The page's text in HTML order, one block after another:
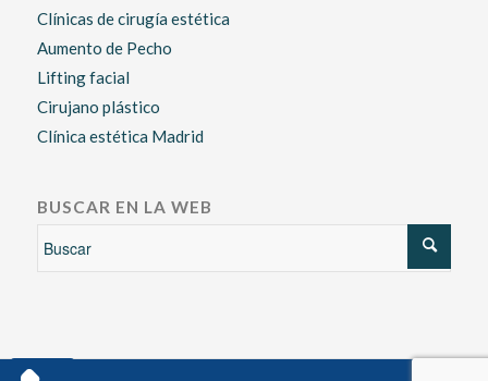
Clínicas de cirugía estética
Aumento de Pecho
Lifting facial
Cirujano plástico
Clínica estética Madrid
BUSCAR EN LA WEB